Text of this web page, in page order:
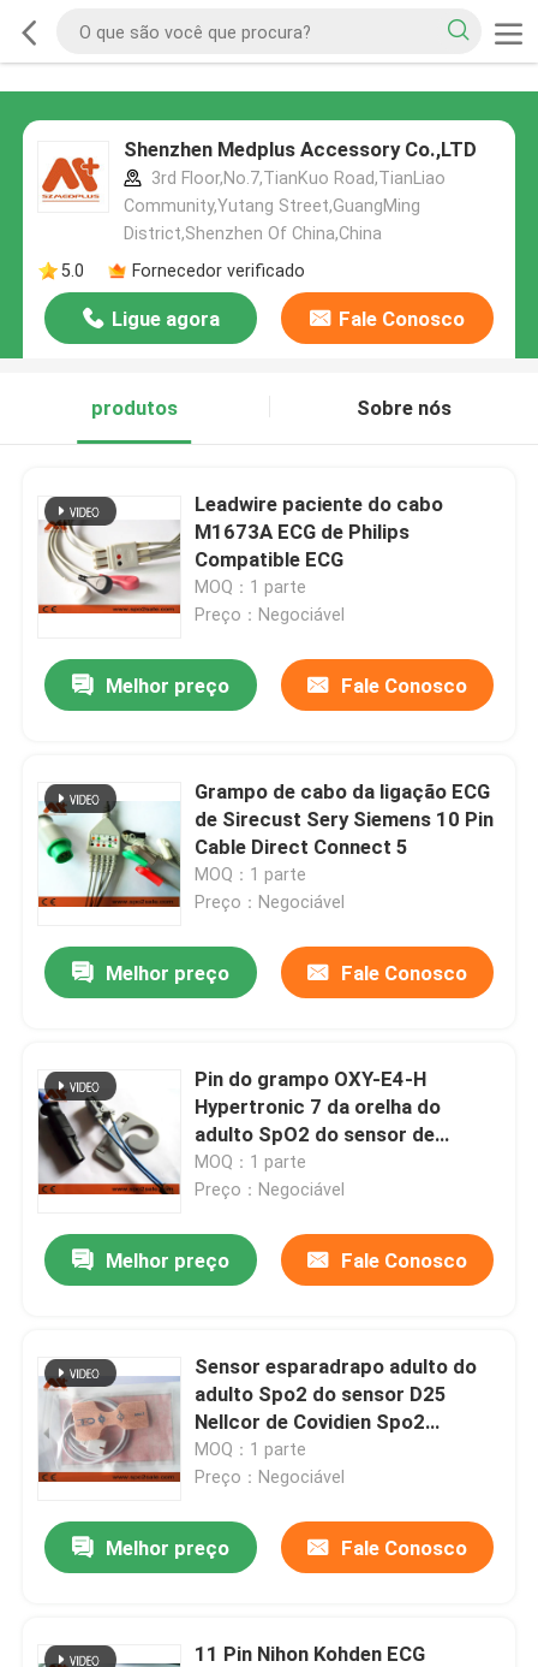
Shenzhen Medplus Accessory Co.,LTD
3rd Floor,No.7,TianKuo Road,TianLiao
Community,Yutang Street,GuangMing
District,Shenzhen Of China,China
5.0
Fornecedor verificado
Ligue agora Fale Conosco
produtos Sobre nós
Leadwire paciente do cabo
M1673A ECG de Philips
Compatible ECG
MOQ：1 parte
Preço：Negociável
Melhor preço Fale Conosco
Grampo de cabo da ligação ECG
de Sirecust Sery Siemens 10 Pin
Cable Direct Connect 5
MOQ：1 parte
Preço：Negociável
Melhor preço Fale Conosco
Pin do grampo OXY-E4-H
Hypertronic 7 da orelha do
adulto SpO2 do sensor de
Ohmeda Spo2 do Datex
MOQ：1 parte
Preço：Negociável
Melhor preço Fale Conosco
Sensor esparadrapo adulto do
adulto Spo2 do sensor D25
Nellcor de Covidien Spo2
descartável
MOQ：1 parte
Preço：Negociável
Melhor preço Fale Conosco
11 Pin Nihon Kohden ECG